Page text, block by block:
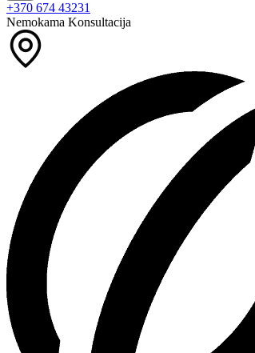
+370 674 43231
Nemokama Konsultacija